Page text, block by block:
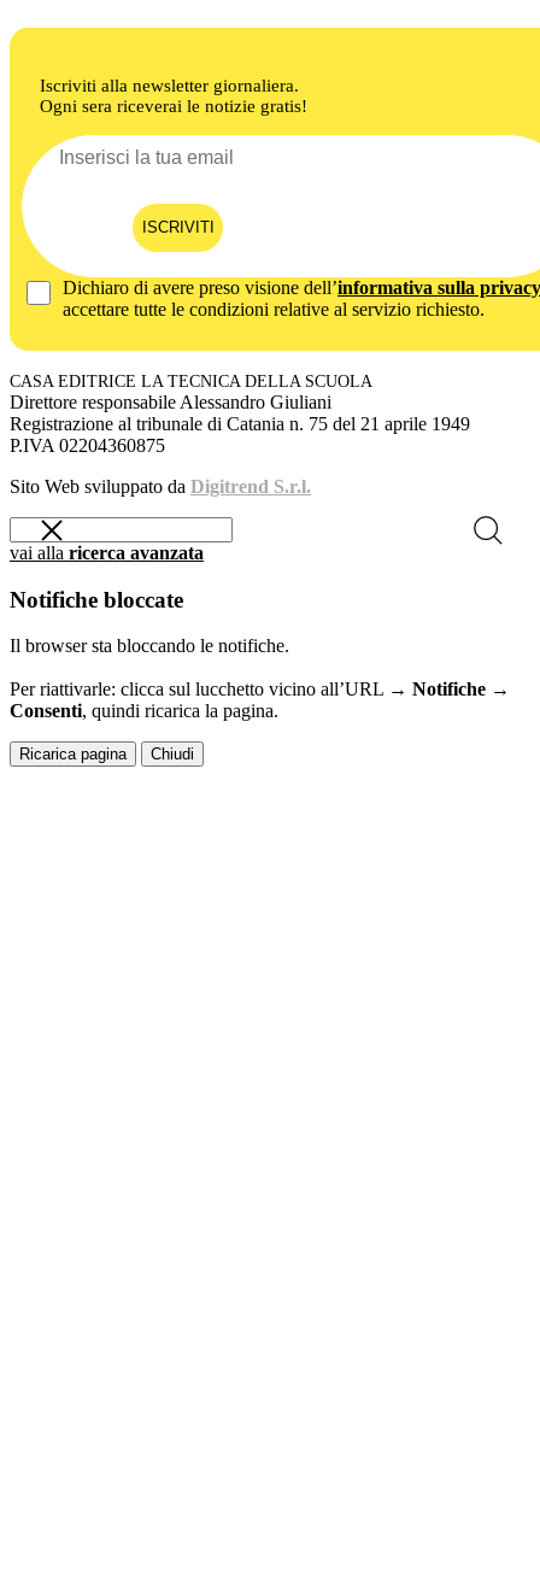
Iscriviti alla newsletter giornaliera.
Ogni sera riceverai le notizie gratis!
ISCRIVITI
Dichiaro di avere preso visione dell’informativa sulla privacy
accettare tutte le condizioni relative al servizio richiesto.
CASA EDITRICE LA TECNICA DELLA SCUOLA
Direttore responsabile Alessandro Giuliani
Registrazione al tribunale di Catania n. 75 del 21 aprile 1949
P.IVA 02204360875
Sito Web sviluppato da Digitrend S.r.l.
vai alla ricerca avanzata
Notifiche bloccate
Il browser sta bloccando le notifiche.
Per riattivarle: clicca sul lucchetto vicino all’URL → Notifiche →
Consenti, quindi ricarica la pagina.
Ricarica pagina Chiudi